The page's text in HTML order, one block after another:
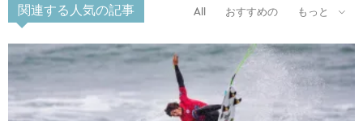
関連する人気の記事 All おすすめの もっと